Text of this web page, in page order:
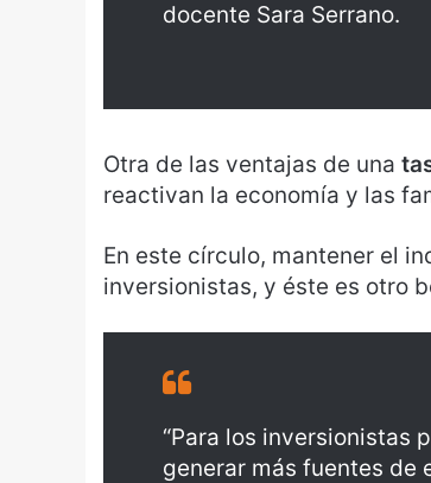
docente Sara Serrano.
Otra de las ventajas de una
reactivan la economía y las
En este círculo, mantener el
inversionistas, y éste es otro
“Para los inversionistas
generar más fuentes de